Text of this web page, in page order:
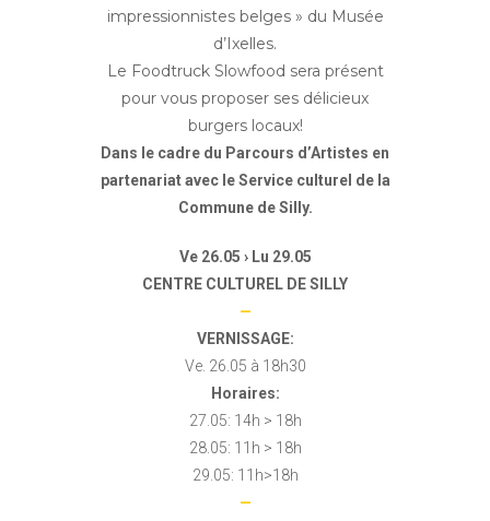
impressionnistes belges » du Musée
d’Ixelles.
Le Foodtruck Slowfood sera présent
pour vous proposer ses délicieux
burgers locaux!
Dans le cadre du Parcours d’Artistes en
partenariat avec le Service culturel de la
Commune de Silly.
Ve 26.05 › Lu 29.05
CENTRE CULTUREL DE SILLY
—
VERNISSAGE:
Ve. 26.05 à 18h30
Horaires:
27.05: 14h > 18h
28.05: 11h > 18h
29.05: 11h>18h
—